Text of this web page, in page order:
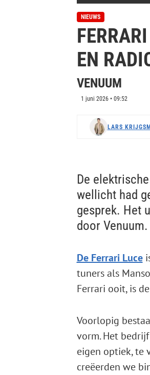
NIEUWS
EN
VENUUM
1 juni 2026 • 09:52
LARS
De
wellicht had
gesprek. Het
door Venuum.
De Ferrari Luce
tuners als
Ferrari ooit, is
Voorlopig
vorm. Het
eigen optiek, te
creëerden we